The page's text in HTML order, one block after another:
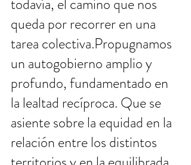
todavía, el camino que nos
queda por recorrer en una
tarea colectiva.Propugnamos
un autogobierno amplio y
profundo, fundamentado en
la lealtad recíproca. Que se
asiente sobre la equidad en la
relación entre los distintos